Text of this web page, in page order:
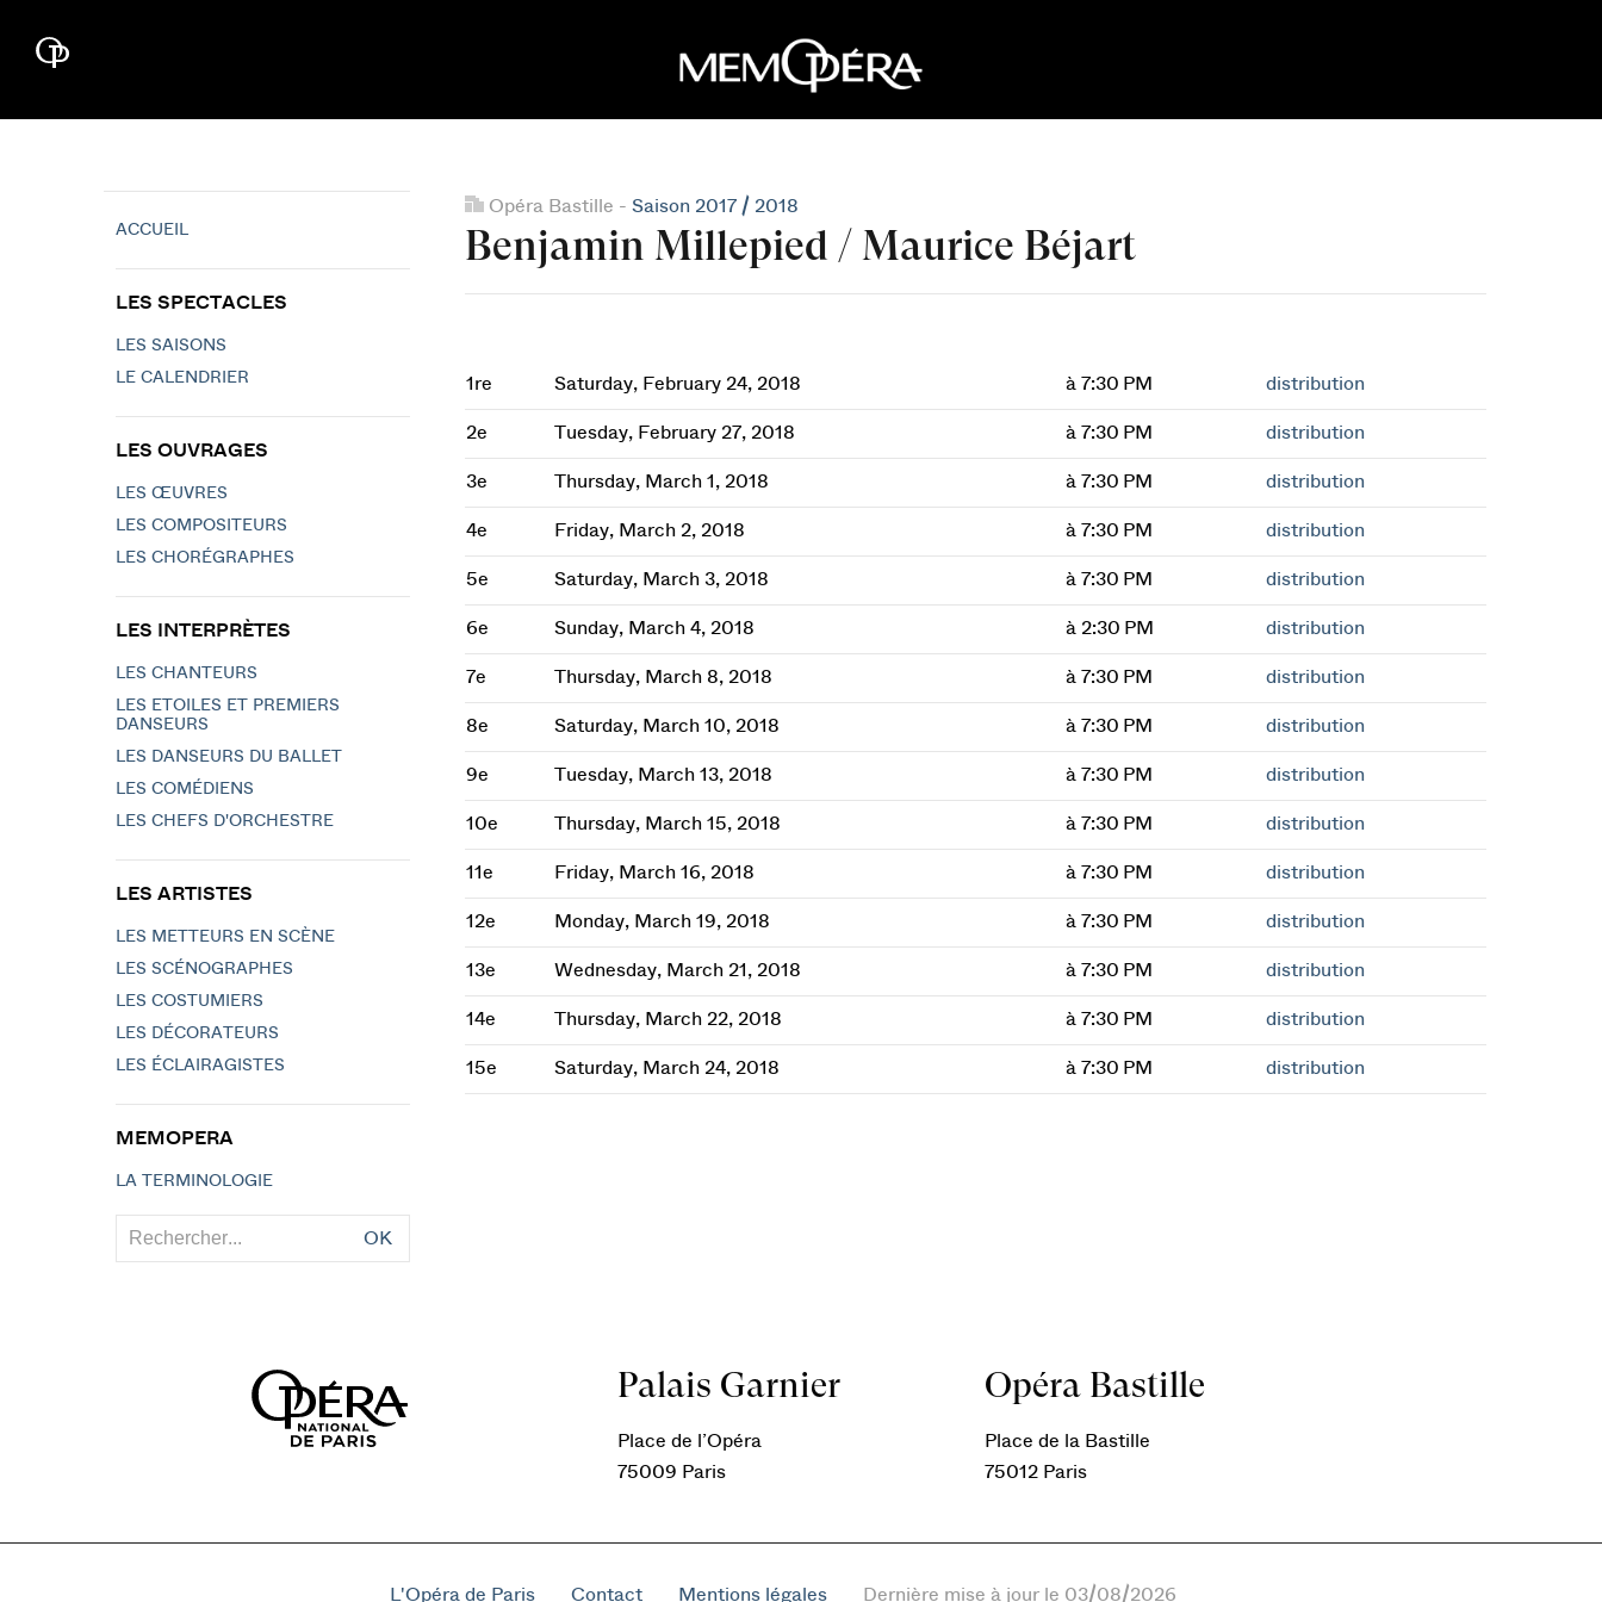
Opéra Bastille - Saison 2017 / 2018
Benjamin Millepied / Maurice Béjart
1re Saturday, February 24, 2018 à 7:30 PM distribution
2e Tuesday, February 27, 2018 à 7:30 PM distribution
3e Thursday, March 1, 2018 à 7:30 PM distribution
4e Friday, March 2, 2018 à 7:30 PM distribution
5e Saturday, March 3, 2018 à 7:30 PM distribution
6e Sunday, March 4, 2018 à 2:30 PM distribution
7e Thursday, March 8, 2018 à 7:30 PM distribution
8e Saturday, March 10, 2018 à 7:30 PM distribution
9e Tuesday, March 13, 2018 à 7:30 PM distribution
10e Thursday, March 15, 2018 à 7:30 PM distribution
11e Friday, March 16, 2018 à 7:30 PM distribution
12e Monday, March 19, 2018 à 7:30 PM distribution
13e Wednesday, March 21, 2018 à 7:30 PM distribution
14e Thursday, March 22, 2018 à 7:30 PM distribution
15e Saturday, March 24, 2018 à 7:30 PM distribution
ACCUEIL
LES SPECTACLES
LES SAISONS
LE CALENDRIER
LES OUVRAGES
LES ŒUVRES
LES COMPOSITEURS
LES CHORÉGRAPHES
LES INTERPRÈTES
LES CHANTEURS
LES ETOILES ET PREMIERS
DANSEURS
LES DANSEURS DU BALLET
LES COMÉDIENS
LES CHEFS D'ORCHESTRE
LES ARTISTES
LES METTEURS EN SCÈNE
LES SCÉNOGRAPHES
LES COSTUMIERS
LES DÉCORATEURS
LES ÉCLAIRAGISTES
MEMOPERA
LA TERMINOLOGIE
OK
Palais Garnier
Place de l’Opéra
75009 Paris
Opéra Bastille
Place de la Bastille
75012 Paris
L'Opéra de Paris Contact Mentions légales Dernière mise à jour le 03/08/2026